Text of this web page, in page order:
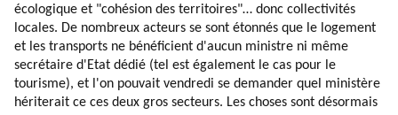
écologique et "cohésion des territoires"… donc collectivités
locales. De nombreux acteurs se sont étonnés que le logement
et les transports ne bénéficient d'aucun ministre ni même
secrétaire d'Etat dédié (tel est également le cas pour le
tourisme), et l'on pouvait vendredi se demander quel ministère
hériterait ce ces deux gros secteurs. Les choses sont désormais